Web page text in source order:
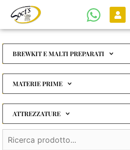
BREWKIT E MALTI PREPARATI
MATERIE PRIME
ATTREZZATURE